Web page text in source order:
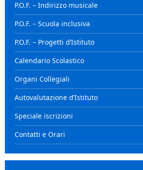
P.O.F. – Indirizzo musicale
P.O.F. – Scuola inclusiva
P.O.F. – Progetti d’Istituto
Calendario Scolastico
Organi Collegiali
Autovalutazione d’Istituto
Speciale iscrizioni
Contatti e Orari